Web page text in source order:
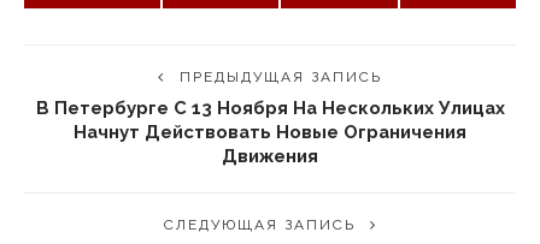
ПРЕДЫДУЩАЯ ЗАПИСЬ
В Петербурге С 13 Ноября На Нескольких Улицах
Начнут Действовать Новые Ограничения
Движения
СЛЕДУЮЩАЯ ЗАПИСЬ